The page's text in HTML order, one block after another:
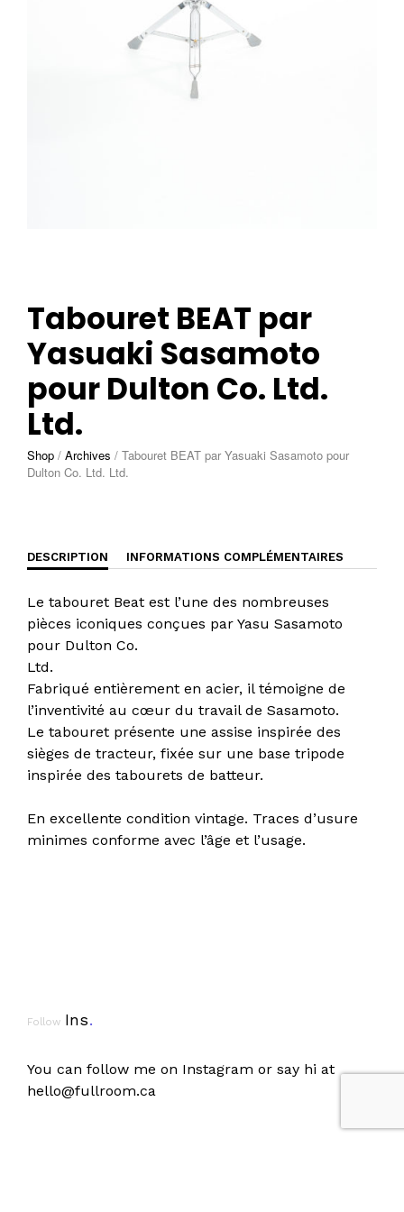
Tabouret BEAT par
Yasuaki Sasamoto
pour Dulton Co. Ltd.
Ltd.
Shop / Archives / Tabouret BEAT par Yasuaki Sasamoto pour
Dulton Co. Ltd. Ltd.
DESCRIPTION INFORMATIONS COMPLÉMENTAIRES
Le tabouret Beat est l’une des nombreuses
pièces iconiques conçues par Yasu Sasamoto
pour Dulton Co.
Ltd.
Fabriqué entièrement en acier, il témoigne de
l’inventivité au cœur du travail de Sasamoto.
Le tabouret présente une assise inspirée des
sièges de tracteur, fixée sur une base tripode
inspirée des tabourets de batteur.
En excellente condition vintage. Traces d’usure
minimes conforme avec l’âge et l’usage.
Follow Ins.
You can follow me on Instagram or say hi at
hello@fullroom.ca